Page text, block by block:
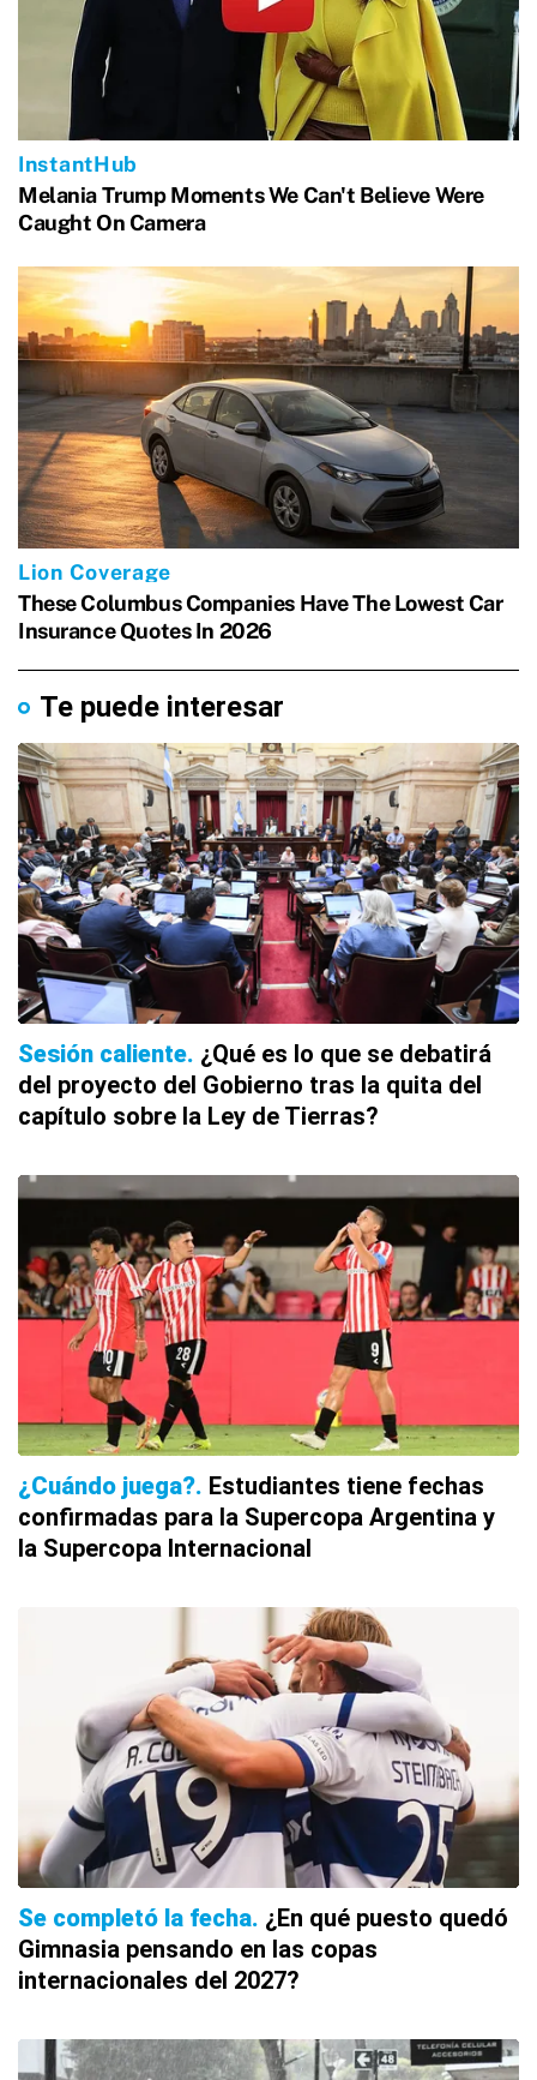
Te puede interesar
Sesión caliente ¿Qué es lo que se debatirá
del proyecto del Gobierno tras la quita del
capítulo sobre la Ley de Tierras?
¿Cuándo juega? Estudiantes tiene fechas
confirmadas para la Supercopa Argentina y
la Supercopa Internacional
Se completó la fecha ¿En qué puesto quedó
Gimnasia pensando en las copas
internacionales del 2027?